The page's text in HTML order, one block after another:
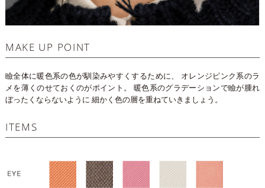
MAKE UP POINT
瞼全体に暖色系の色が馴染みやすくするために、
オレンジピンク系のラ
メを薄くのせておくのがポイント。
暖色系のグラデーションで瞼が腫れ
ぼったくならないように 細かく色の層を重ねていきましょう。
ITEMS